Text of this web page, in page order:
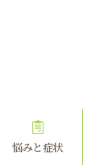
悩みと症状